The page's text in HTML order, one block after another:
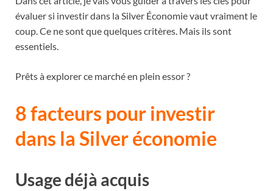
évaluer si investir dans la Silver Économie vaut vraiment le
coup. Ce ne sont que quelques critères. Mais ils sont
essentiels.
Prêts à explorer ce marché en plein essor ?
8 facteurs pour investir
dans la Silver économie
Usage déjà acquis